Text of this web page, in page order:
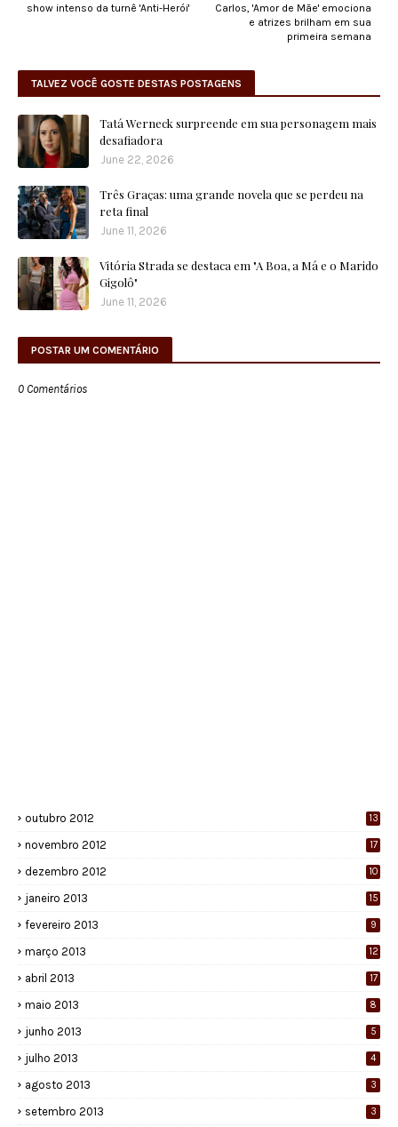
Carlos, 'Amor de Mãe' emociona
e atrizes brilham em sua
primeira semana
show intenso da turnê 'Anti-Herói'
TALVEZ VOCÊ GOSTE DESTAS POSTAGENS
Tatá Werneck surpreende em sua personagem mais
desafiadora
June 22, 2026
Três Graças: uma grande novela que se perdeu na
reta final
June 11, 2026
Vitória Strada se destaca em "A Boa, a Má e o Marido
Gigolô"
June 11, 2026
POSTAR UM COMENTÁRIO
0 Comentários
outubro 2012 13
novembro 2012 17
dezembro 2012 10
janeiro 2013 15
fevereiro 2013 9
março 2013 12
abril 2013 17
maio 2013 8
junho 2013 5
julho 2013 4
agosto 2013 3
setembro 2013 3